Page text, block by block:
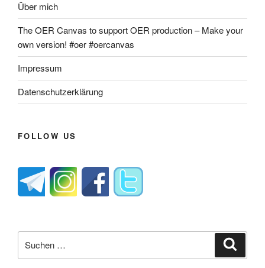
Über mich
The OER Canvas to support OER production – Make your
own version! #oer #oercanvas
Impressum
Datenschutzerklärung
FOLLOW US
nach: